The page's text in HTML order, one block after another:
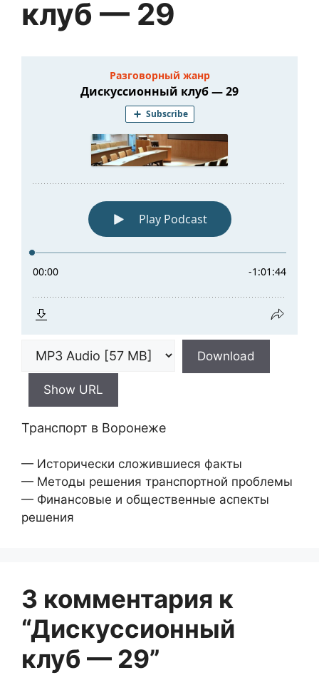
клуб — 29
Download
Show URL
Транспорт в Воронеже
— Исторически сложившиеся факты
— Методы решения транспортной проблемы
— Финансовые и общественные аспекты
решения
3 комментария к
“Дискуссионный
клуб — 29”